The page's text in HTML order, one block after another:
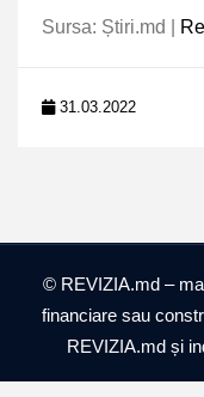
Sursa: Știri.md |
31.03.2022
© REVIZIA.md –
financiare sau
REVIZIA.md și